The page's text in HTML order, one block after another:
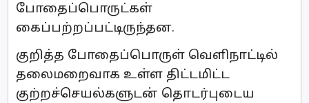
போதைப்பொருட்கள்
கைப்பற்றப்பட்டிருந்தன.
குறித்த போதைப்பொருள் வௌிநாட்டில்
தலைமறைவாக உள்ள திட்டமிட்ட
குற்றச்செயல்களுடன் தொடர்புடைய